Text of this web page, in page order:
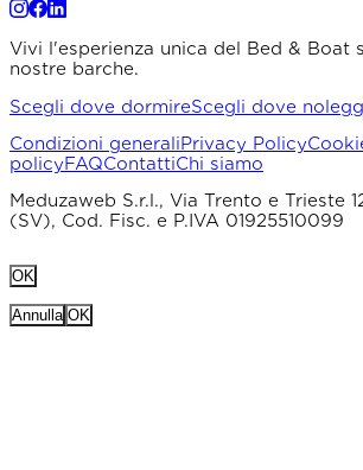
Vivi l'esperienza unica del Bed & Boat
nostre barche.
Scegli dove dormireScegli dove
Condizioni generaliPrivacy Policy
policyFAQContattiChi siamo
Meduzaweb S.r.l., Via Trento e Trieste
(SV), Cod. Fisc. e P.IVA 01925510099
OK
Annulla OK